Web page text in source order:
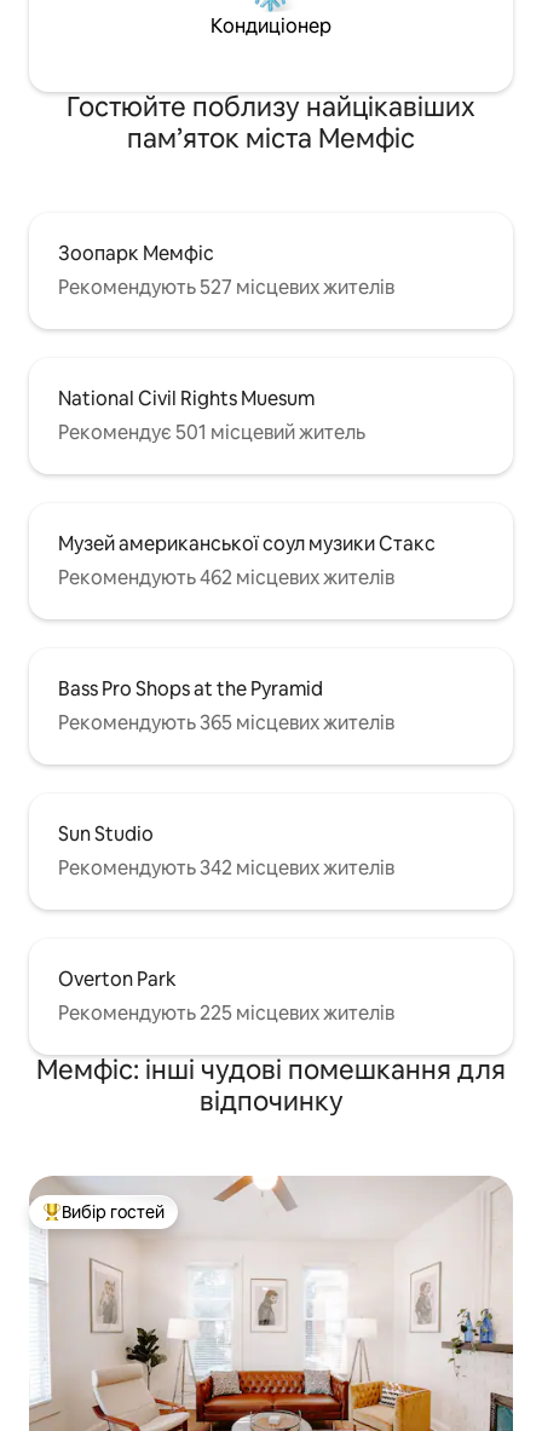
Кондиціонер
Гостюйте поблизу найцікавіших
пам’яток міста Мемфіс
Зоопарк Мемфіс
Рекомендують 527 місцевих жителів
National Civil Rights Muesum
Рекомендує 501 місцевий житель
Музей американської соул музики Стакс
Рекомендують 462 місцевих жителів
Bass Pro Shops at the Pyramid
Рекомендують 365 місцевих жителів
Sun Studio
Рекомендують 342 місцевих жителів
Overton Park
Рекомендують 225 місцевих жителів
Мемфіс: інші чудові помешкання для
відпочинку
Топ вибір гостей
Вибір гостей